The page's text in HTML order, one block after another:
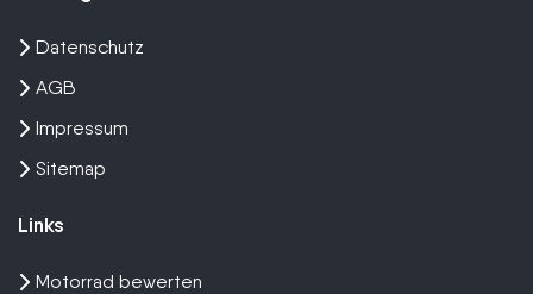
Datenschutz
AGB
Impressum
Sitemap
Links
Motorrad bewerten